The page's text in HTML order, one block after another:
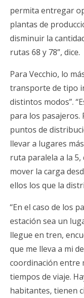
permita entregar
plantas de
disminuir la
rutas 68 y 78”, dice.
Para Vecchio, lo
transporte de tipo
distintos modos”.
para los pasajeros.
puntos de
llevar a lugares
ruta paralela a la 5,
mover la carga
ellos los que la
“En el caso de los
estación sea un
llegue en tren,
que me lleva a mi
coordinación entre
tiempos de viaje.
habitantes, tienen